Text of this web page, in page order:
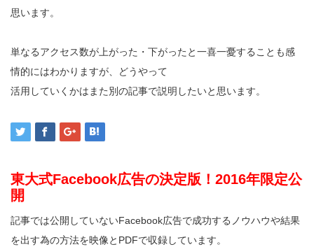
思います。
単なるアクセス数が上がった・下がったと一喜一憂することも感
情的にはわかりますが、どうやって
活用していくかはまた別の記事で説明したいと思います。
東大式Facebook広告の決定版！2016年限定公
開
記事では公開していないFacebook広告で成功するノウハウや結果
を出す為の方法を映像とPDFで収録しています。